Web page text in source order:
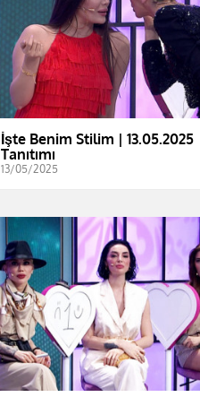
İşte Benim Stilim | 13.05.2025
Tanıtımı
13/05/2025